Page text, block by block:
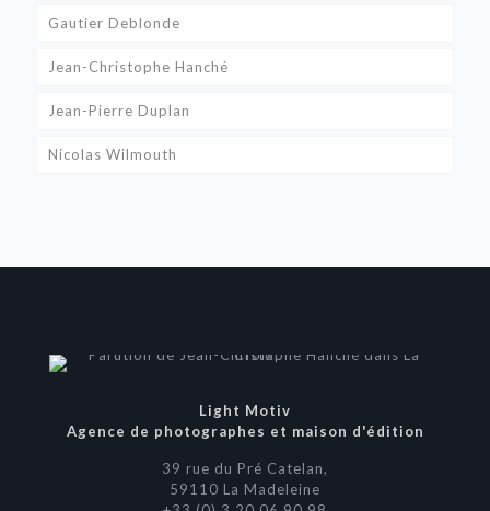
Gautier Deblonde
Jean-Christophe Hanché
Jean-Pierre Duplan
Nicolas Wilmouth
Light Motiv
Agence de photographes et maison d'édition
39 rue du Pré Catelan,
59110 La Madeleine